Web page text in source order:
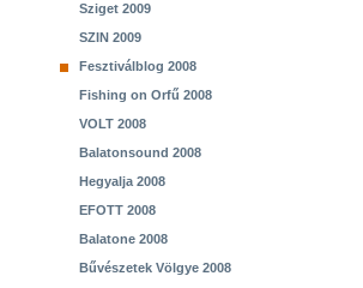
Sziget 2009
SZIN 2009
Fesztiválblog 2008
Fishing on Orfű 2008
VOLT 2008
Balatonsound 2008
Hegyalja 2008
EFOTT 2008
Balatone 2008
Bűvészetek Völgye 2008